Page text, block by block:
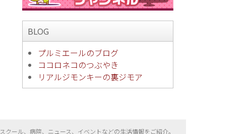
BLOG
プルミエールのブログ
ココロネコのつぶやき
リアルジモンキーの裏ジモア
スクール、病院、ニュース、イベントなどの生活情報をご紹介。